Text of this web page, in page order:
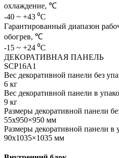
охлаждение, ℃
-40 ~ +43 ⁰С
Гарантированный диапазон
обогрев, ℃
-15 ~ +24 ⁰С
ДЕКОРАТИВНАЯ ПАНЕЛЬ
SCP16A1
Вес декоративной панели без
6 кг
Вес декоративной панели в
9 кг
Размеры декоративной панели
55х950×950 мм
Размеры декоративной панели
90х1035×1035 мм